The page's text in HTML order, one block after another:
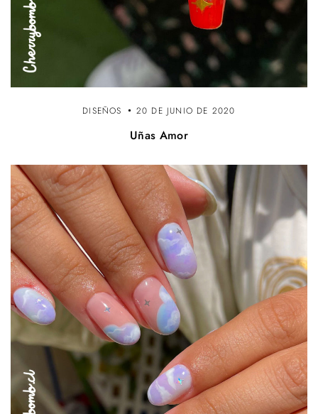
DISEÑOS 20 DE JUNIO DE 2020
Uñas Amor